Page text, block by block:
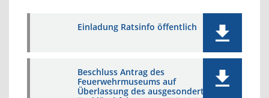
Einladung Ratsinfo öffentlich
Beschluss Antrag des
Feuerwehrmuseums auf
Überlassung des ausgesonderten